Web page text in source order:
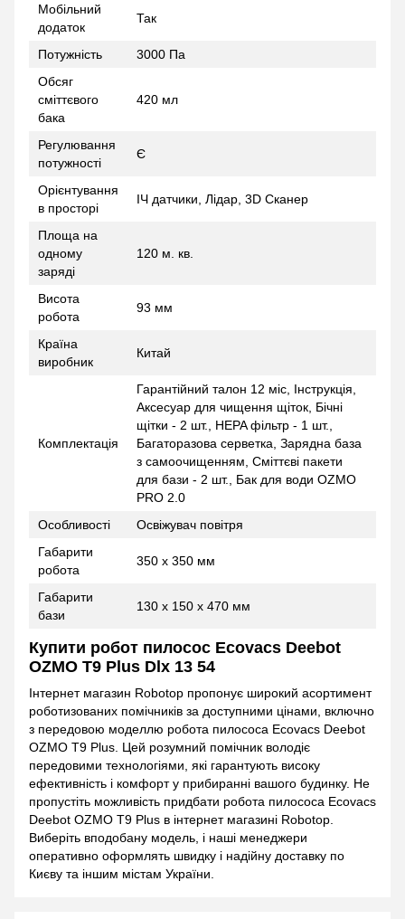
Мобільний
додаток
Так
Потужність
3000 Па
Обсяг
сміттєвого
бака
420 мл
Регулювання
потужності
Є
Орієнтування
в просторі
ІЧ датчики, Лідар, 3D Сканер
Площа на
одному
заряді
120 м. кв.
Висота
робота
93 мм
Країна
виробник
Китай
Комплектація
Гарантійний талон 12 міс, Інструкція,
Аксесуар для чищення щіток, Бічні
щітки - 2 шт., HEPA фільтр - 1 шт.,
Багаторазова серветка, Зарядна база
з самоочищенням, Сміттєві пакети
для бази - 2 шт., Бак для води OZMO
PRO 2.0
Особливості
Освіжувач повітря
Габарити
робота
350 х 350 мм
Габарити
бази
130 х 150 х 470 мм
Купити робот пилосос Ecovacs Deebot
OZMO T9 Plus Dlx 13 54
Інтернет магазин Robotop пропонує широкий асортимент
роботизованих помічників за доступними цінами, включно
з передовою моделлю робота пилососа Ecovacs Deebot
OZMO T9 Plus. Цей розумний помічник володіє
передовими технологіями, які гарантують високу
ефективність і комфорт у прибиранні вашого будинку. Не
пропустіть можливість придбати робота пилососа Ecovacs
Deebot OZMO T9 Plus в інтернет магазині Robotop.
Виберіть вподобану модель, і наші менеджери
оперативно оформлять швидку і надійну доставку по
Києву та іншим містам України.